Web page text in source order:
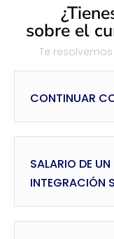
sobre el
Te
CONTINUAR
SALARIO DE
INTEGRACIÓN